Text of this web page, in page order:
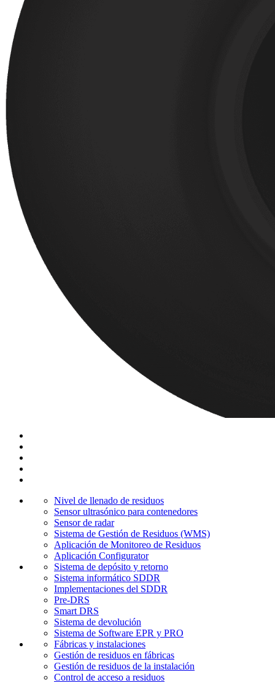
Nivel de llenado de residuos
Sensor ultrasónico para contenedores
Sensor de radar
Sistema de Gestión de Residuos (WMS)
Aplicación de Monitoreo de Residuos
Aplicación Configurator
Sistema de depósito y retorno
Sistema informático SDDR
Implementaciones del SDDR
Pre-DRS
Smart DRS
Sistema de devolución
Sistema de Software EPR y PRO
Fábricas y instalaciones
Gestión de residuos en fábricas
Gestión de residuos de la instalación
Control de acceso a residuos